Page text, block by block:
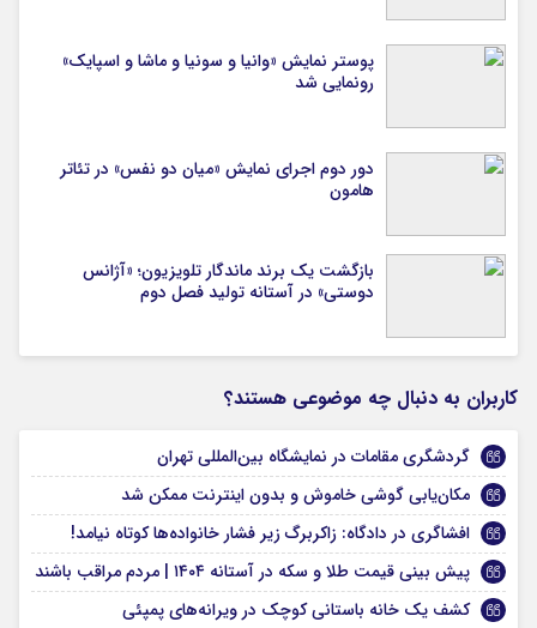
پوستر نمایش «وانیا و سونیا و ماشا و اسپایک»
رونمایی شد
دور دوم اجرای نمایش «میان دو نفس» در تئاتر
هامون
بازگشت یک برند ماندگار تلویزیون؛ «آژانس
دوستی» در آستانه تولید فصل دوم
کاربران به دنبال چه موضوعی هستند؟
گردشگری مقامات در نمایشگاه بین‌المللی تهران
مکان‌یابی گوشی خاموش و بدون اینترنت ممکن شد
افشاگری در دادگاه: زاکربرگ زیر فشار خانواده‌ها کوتاه نیامد!
پیش بینی قیمت طلا و سکه در آستانه ۱۴۰۴ | مردم مراقب باشند
کشف یک خانه باستانی کوچک در ویرانه‌های پمپئی